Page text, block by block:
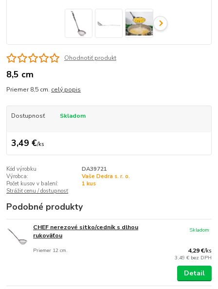
Ohodnotiť produkt
8,5 cm
Priemer 8,5 cm. celý popis
Dostupnosť Skladom
3,49 €/ks
Kód výrobku
DA39721
Výrobca:
Vaše Dedra s. r. o.
Počet kusov v balení:
1 kus
Strážiť cenu / dostupnosť
Podobné produkty
CHEF nerezové sitko/cedník s dlhou
rukoväťou
Priemer 12 cm. 4,29 €/ks
3,49 € bez DPH
Skladom
Detail